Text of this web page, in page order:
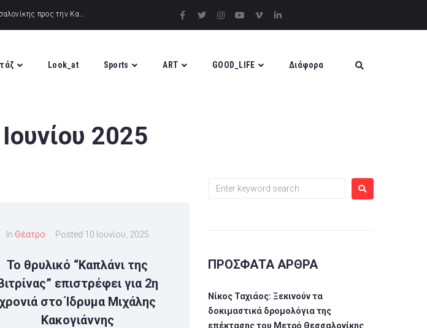
Look_at Sports ART GOOD_LIFE Διάφορα
2025
In Θέατρο Posted 10 Ιουνίου, 2025
Το θρυλικό “Καπλάνι της
επιστρέφει για 2η
στο Ίδρυμα Μιχάλης
Κακογιάννης
ΠΡΌΣΦΑΤΑ ΆΡΘΡΑ
Νίκος Ταχιάος: Ξεκινούν τα
δοκιμαστικά δρομολόγια της
επέκτασης του Μετρό Θεσσαλονίκης